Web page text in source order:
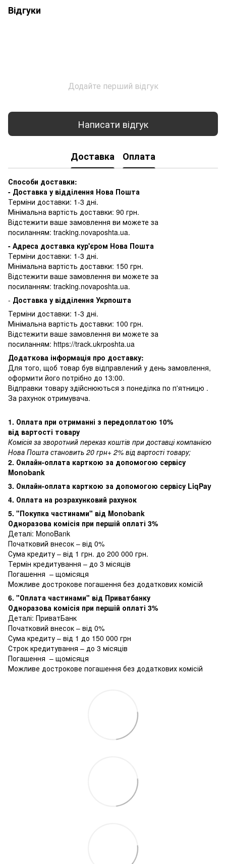
Відгуки
Додайте перший відгук
Написати відгук
Доставка Оплата
Способи доставки:
- Доставка у відділення Нова Пошта
Терміни доставки: 1-3 дні.
Мінімальна вартість доставки: 90 грн.
Відстежити ваше замовлення ви можете за
посиланням: tracking.novaposhta.ua.
- Адреса доставка кур'єром Нова Пошта
Терміни доставки: 1-3 дні.
Мінімальна вартість доставки: 150 грн.
Відстежити ваше замовлення ви можете за
посиланням: tracking.novaposhta.ua.
- Доставка у відділення Укрпошта
Терміни доставки: 1-3 дні.
Мінімальна вартість доставки: 100 грн.
Відстежити ваше замовлення ви можете за
посиланням: https://track.ukrposhta.ua
Додаткова інформація про доставку:
Для того, щоб товар був відправлений у день замовлення,
оформити його потрібно до 13:00.
Відправки товару здійснюються з понеділка по п'ятницю .
За рахунок отримувача.
1. Оплата при отриманні з передоплатою 10%
від вартості товару
Комісія за зворотний переказ коштів при доставці компанією
Нова Пошта становить 20 грн+ 2% від вартості товару;
2. Онлайн-оплата карткою за допомогою сервісу
Monobank
3. Онлайн-оплата карткою за допомогою сервісу LiqPay
4. Оплата на розрахунковий рахунок
5. "Покупка частинами" від Monobank
Одноразова комісія при першій оплаті 3%
Деталі: MonoBank
Початковий внесок – від 0%
Сума кредиту – від 1 грн. до 200 000 грн.
Термін кредитування – до 3 місяців
Погашення – щомісяця
Можливе дострокове погашення без додаткових комісій
6. "Оплата частинами" від Приватбанку
Одноразова комісія при першій оплаті 3%
Деталі: ПриватБанк
Початковий внесок – від 0%
Сума кредиту – від 1 до 150 000 грн
Строк кредитування – до 3 місяців
Погашення – щомісяця
Можливе дострокове погашення без додаткових комісій